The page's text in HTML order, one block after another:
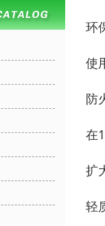
环
使
防
在
扩
轻